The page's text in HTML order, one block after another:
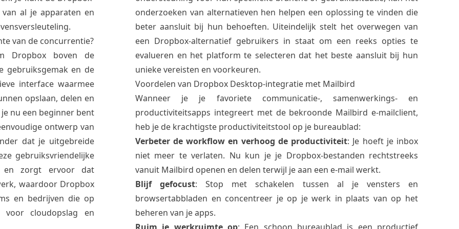
al je apparaten en
van de concurrentie?
Dropbox boven de
gebruiksgemak en de
interface waarmee
opslaan, delen en
nu een beginner bent
ontwerp van
dat je uitgebreide
gebruiksvriendelijke
en zorgt ervoor dat
waardoor Dropbox
en bedrijven die op
cloudopslag en
onderzoeken van alternatieven hen helpen een oplossing te vinden die
beter aansluit bij hun behoeften. Uiteindelijk stelt het overwegen van
een Dropbox-alternatief gebruikers in staat om een reeks opties te
evalueren en het platform te selecteren dat het beste aansluit bij hun
unieke vereisten en voorkeuren.
Voordelen van Dropbox Desktop-integratie met Mailbird
Wanneer je je favoriete communicatie-, samenwerkings- en
productiviteitsapps integreert met de bekroonde Mailbird e-mailclient,
heb je de krachtigste productiviteitstool op je bureaublad:
Verbeter de workflow en verhoog de productiviteit: Je hoeft je inbox
niet meer te verlaten. Nu kun je je Dropbox-bestanden rechtstreeks
vanuit Mailbird openen en delen terwijl je aan een e-mail werkt.
Blijf gefocust: Stop met schakelen tussen al je vensters en
browsertabbladen en concentreer je op je werk in plaats van op het
beheren van je apps.